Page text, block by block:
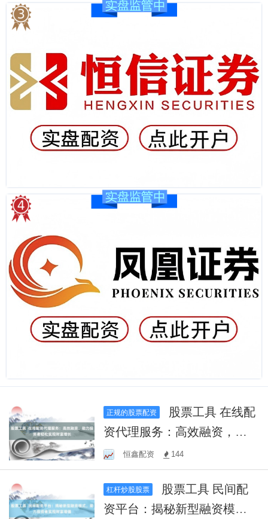
正规的股票配资
资代理服务：高效融资，助
力投资者轻松实现财富增长
恒鑫配资 144
杠杆炒股股票
资平台：揭秘新型融资模